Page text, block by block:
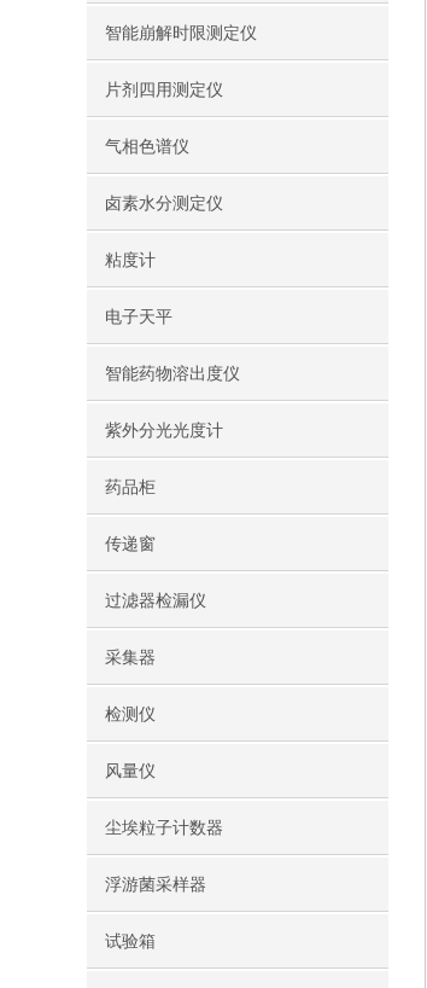
智能崩解时限测定仪
片剂四用测定仪
气相色谱仪
卤素水分测定仪
粘度计
电子天平
智能药物溶出度仪
紫外分光光度计
药品柜
传递窗
过滤器检漏仪
采集器
检测仪
风量仪
尘埃粒子计数器
浮游菌采样器
试验箱